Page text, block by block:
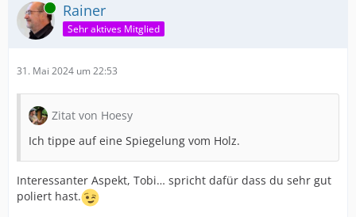
Online Rainer
Sehr aktives Mitglied
31. Mai 2024 um 22:53
Zitat von Hoesy
Ich tippe auf eine Spiegelung vom Holz.
Interessanter Aspekt, Tobi… spricht dafür dass du sehr gut
poliert hast.